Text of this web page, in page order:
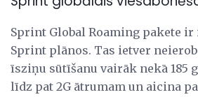
Sprint Global Roaming pakete ir
Sprint plānos. Tas ietver
īsziņu sūtīšanu vairāk nekā 185
līdz pat 2G ātrumam un aicina